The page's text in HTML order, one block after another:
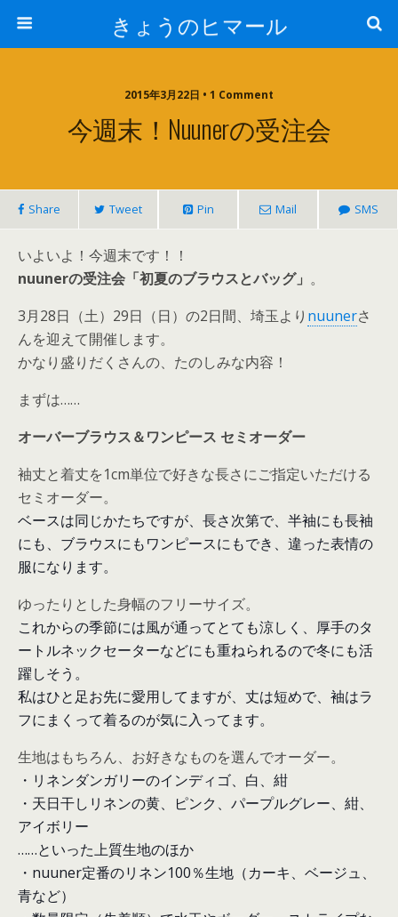
きょうのヒマール
2015年3月22日 • 1 Comment
今週末！nuunerの受注会
Share Tweet Pin Mail SMS
いよいよ！今週末です！！
nuunerの受注会「初夏のブラウスとバッグ」 。
3月28日（土）29日（日）の2日間、埼玉より nuunerさ
んを迎えて開催します。
かなり盛りだくさんの、たのしみな内容！
まずは……
オーバーブラウス＆ワンピース セミオーダー
袖丈と着丈を1cm単位で好きな長さにご指定いただける
セミオーダー。
ベースは同じかたちですが、長さ次第で、半袖にも長袖
にも、ブラウスにもワンピースにもでき、違った表情の
服になります。
ゆったりとした身幅のフリーサイズ。
これからの季節には風が通ってとても涼しく、厚手のタ
ートルネックセーターなどにも重ねられるので冬にも活
躍しそう。
私はひと足お先に愛用してますが、丈は短めで、袖はラ
フにまくって着るのが気に入ってます。
生地はもちろん、お好きなものを選んでオーダー。
・リネンダンガリーのインディゴ、白、紺
・天日干しリネンの黄、ピンク、パープルグレー、紺、
アイボリー
……といった上質生地のほか
・nuuner定番のリネン100％生地（カーキ、ベージュ、
青など）